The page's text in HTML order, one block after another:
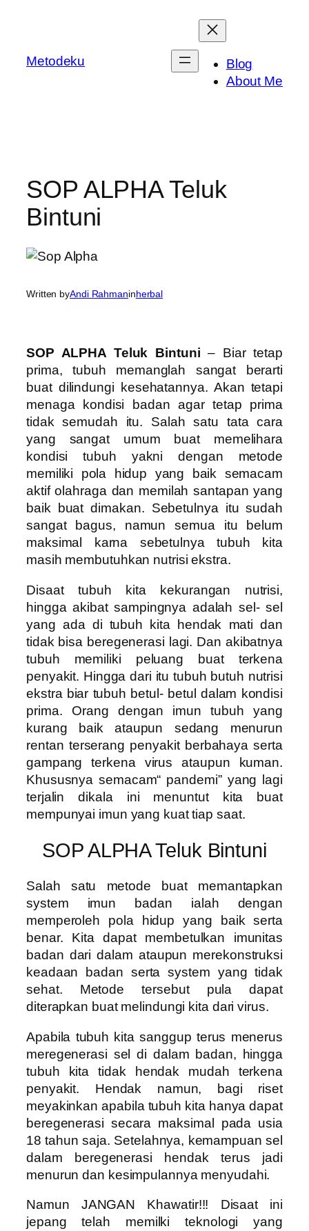
Metodeku
Blog
About Me
SOP ALPHA Teluk
Bintuni
Written byAndi Rahmaninherbal
SOP ALPHA Teluk Bintuni – Biar tetap
prima, tubuh memanglah sangat berarti
buat dilindungi kesehatannya. Akan tetapi
menaga kondisi badan agar tetap prima
tidak semudah itu. Salah satu tata cara
yang sangat umum buat memelihara
kondisi tubuh yakni dengan metode
memiliki pola hidup yang baik semacam
aktif olahraga dan memilah santapan yang
baik buat dimakan. Sebetulnya itu sudah
sangat bagus, namun semua itu belum
maksimal karna sebetulnya tubuh kita
masih membutuhkan nutrisi ekstra.
Disaat tubuh kita kekurangan nutrisi,
hingga akibat sampingnya adalah sel- sel
yang ada di tubuh kita hendak mati dan
tidak bisa beregenerasi lagi. Dan akibatnya
tubuh memiliki peluang buat terkena
penyakit. Hingga dari itu tubuh butuh nutrisi
ekstra biar tubuh betul- betul dalam kondisi
prima. Orang dengan imun tubuh yang
kurang baik ataupun sedang menurun
rentan terserang penyakit berbahaya serta
gampang terkena virus ataupun kuman.
Khususnya semacam“ pandemi” yang lagi
terjalin dikala ini menuntut kita buat
mempunyai imun yang kuat tiap saat.
SOP ALPHA Teluk Bintuni
Salah satu metode buat memantapkan
system imun badan ialah dengan
memperoleh pola hidup yang baik serta
benar. Kita dapat membetulkan imunitas
badan dari dalam ataupun merekonstruksi
keadaan badan serta system yang tidak
sehat. Metode tersebut pula dapat
diterapkan buat melindungi kita dari virus.
Apabila tubuh kita sanggup terus menerus
meregenerasi sel di dalam badan, hingga
tubuh kita tidak hendak mudah terkena
penyakit. Hendak namun, bagi riset
meyakinkan apabila tubuh kita hanya dapat
beregenerasi secara maksimal pada usia
18 tahun saja. Setelahnya, kemampuan sel
dalam beregenerasi hendak terus jadi
menurun dan kesimpulannya menyudahi.
Namun JANGAN Khawatir!!! Disaat ini
jepang telah memilki teknologi yang